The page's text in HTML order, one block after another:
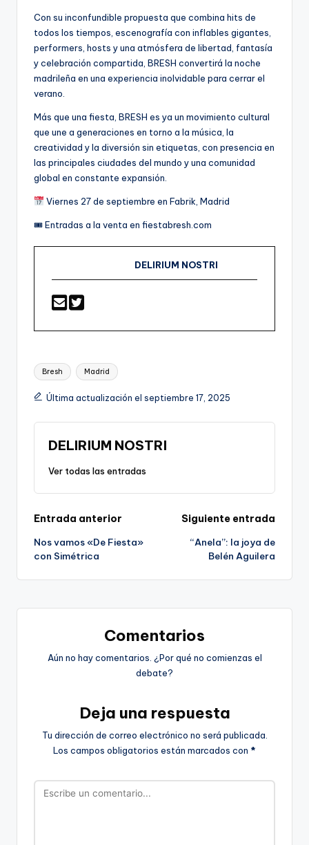
Con su inconfundible propuesta que combina hits de
todos los tiempos, escenografía con inflables gigantes,
performers, hosts y una atmósfera de libertad, fantasía
y celebración compartida, BRESH convertirá la noche
madrileña en una experiencia inolvidable para cerrar el
verano.
Más que una fiesta, BRESH es ya un movimiento cultural
que une a generaciones en torno a la música, la
creatividad y la diversión sin etiquetas, con presencia en
las principales ciudades del mundo y una comunidad
global en constante expansión.
Viernes 27 de septiembre en Fabrik, Madrid
🎟 Entradas a la venta en fiestabresh.com
DELIRIUM NOSTRI
Etiquetas:
Bresh Madrid
Última actualización el septiembre 17, 2025
DELIRIUM NOSTRI
Ver todas las entradas
Navegación
de
entradas
Entrada anterior
Nos vamos «De Fiesta»
con Simétrica
Siguiente entrada
“Anela”: la joya de
Belén Aguilera
Comentarios
Aún no hay comentarios. ¿Por qué no comienzas el
debate?
Deja una respuesta
Tu dirección de correo electrónico no será publicada.
Los campos obligatorios están marcados con *